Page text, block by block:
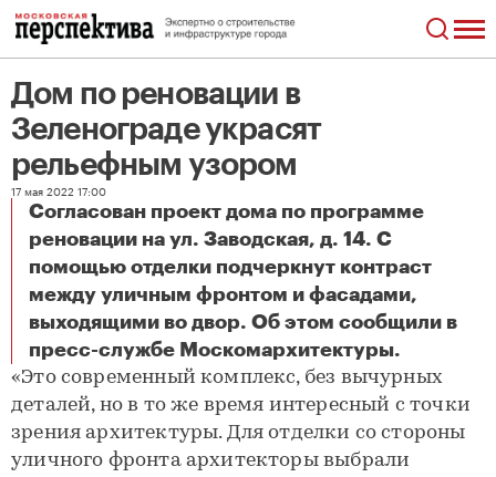
Дом по реновации в
Зеленограде украсят
рельефным узором
17 мая 2022 17:00
Согласован проект дома по программе
реновации на ул. Заводская, д. 14. С
помощью отделки подчеркнут контраст
между уличным фронтом и фасадами,
выходящими во двор. Об этом сообщили в
пресс-службе Москомархитектуры.
«Это современный комплекс, без вычурных
деталей, но в то же время интересный с точки
зрения архитектуры. Для отделки со стороны
уличного фронта архитекторы выбрали